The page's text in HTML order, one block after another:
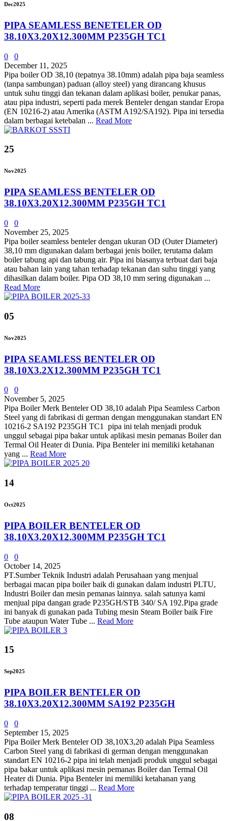
Dec2025
PIPA SEAMLESS BENETELER OD
38.10X3.20X12.300MM P235GH TC1
0
0
December 11, 2025
Pipa boiler OD 38,10 (tepatnya 38.10mm) adalah pipa baja seamless
(tanpa sambungan) paduan (alloy steel) yang dirancang khusus
untuk suhu tinggi dan tekanan dalam aplikasi boiler, penukar panas,
atau pipa industri, seperti pada merek Benteler dengan standar Eropa
(EN 10216-2) atau Amerika (ASTM A192/SA192). Pipa ini tersedia
dalam berbagai ketebalan ... Read More
25
Nov2025
PIPA SEAMLESS BENTELER OD
38.10X3.20X12.300MM P235GH TC1
0
0
November 25, 2025
Pipa boiler seamless benteler dengan ukuran OD (Outer Diameter)
38,10 mm digunakan dalam berbagai jenis boiler, terutama dalam
boiler tabung api dan tabung air. Pipa ini biasanya terbuat dari baja
atau bahan lain yang tahan terhadap tekanan dan suhu tinggi yang
dihasilkan dalam boiler. Pipa OD 38,10 mm sering digunakan ...
Read More
05
Nov2025
PIPA SEAMLESS BENTELER OD
38.10X3.2X12.300MM P235GH TC1
0
0
November 5, 2025
Pipa Boiler Merk Benteler OD 38,10 adalah Pipa Seamless Carbon
Steel yang di fabrikasi di german dengan menggunakan standart EN
10216-2 SA192 P235GH TC1 pipa ini telah menjadi produk
unggul sebagai pipa bakar untuk aplikasi mesin pemanas Boiler dan
Termal Oil Heater di Dunia. Pipa Benteler ini memiliki ketahanan
yang ... Read More
14
Oct2025
PIPA BOILER BENTELER OD
38.10X3.20X12.300MM P235GH TC1
0
0
October 14, 2025
PT.Sumber Teknik Industri adalah Perusahaan yang menjual
berbagai macan pipa boiler baik di gunakan dalam industri PLTU,
Industri Boiler dan mesin pemanas lainnya. salah satunya kami
menjual pipa dangan grade P235GH/STB 340/ SA 192.Pipa grade
ini banyak di gunakan pada Tubing mesin Steam Boiler baik Fire
Tube ataupun Water Tube ... Read More
15
Sep2025
PIPA BOILER BENTELER OD
38.10X3.20X12.300MM SA192 P235GH
0
0
September 15, 2025
Pipa Boiler Merk Benteler OD 38,10X3,20 adalah Pipa Seamless
Carbon Steel yang di fabrikasi di german dengan menggunakan
standart EN 10216-2 pipa ini telah menjadi produk unggul sebagai
pipa bakar untuk aplikasi mesin pemanas Boiler dan Termal Oil
Heater di Dunia. Pipa Benteler ini memiliki ketahanan yang
terhadap temperatur tinggi ... Read More
08